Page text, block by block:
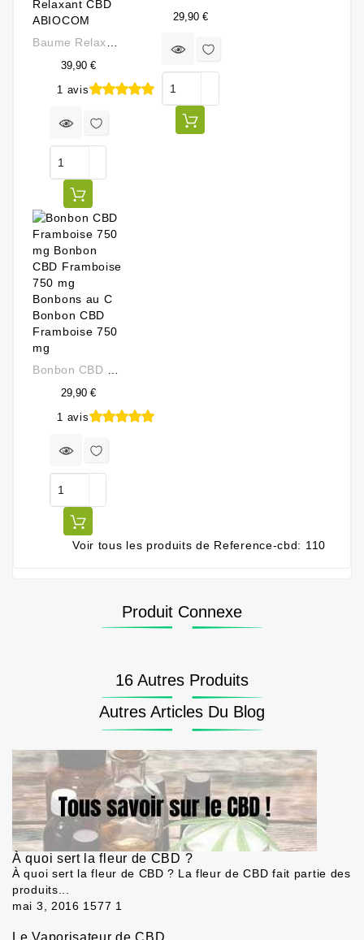
39,90 €
1 avis
29,90 €Prix
29,90 €
1 avis
Voir tous les produits de Reference-cbd: 110
Produit Connexe
16 Autres Produits
Autres Articles Du Blog
À quoi sert la fleur de CBD ?
À quoi sert la fleur de CBD ? La fleur de CBD fait partie des
produits...
mai 3, 2016 1577 1
Le Vaporisateur de CBD